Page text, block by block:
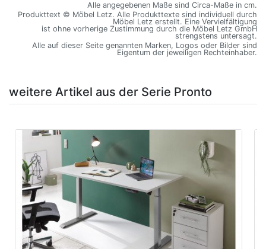
Alle angegebenen Maße sind Circa-Maße in cm.
Produkttext © Möbel Letz. Alle Produkttexte sind individuell durch
Möbel Letz erstellt. Eine Vervielfältigung
ist ohne vorherige Zustimmung durch die Möbel Letz GmbH
strengstens untersagt.
Alle auf dieser Seite genannten Marken, Logos oder Bilder sind
Eigentum der jeweiligen Rechteinhaber.
weitere Artikel aus der Serie Pronto